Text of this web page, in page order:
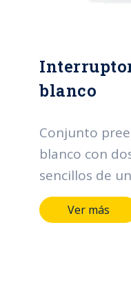
blanco
Conjunto
blanco con
sencillos de
Ver más